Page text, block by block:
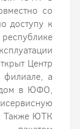
со
доступу к
Центр
филиале, а
в ЮФО,
Также ЮТК